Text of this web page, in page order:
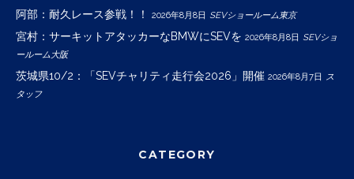
阿部：耐久レース参戦！！ 2026年8月8日 SEVショールーム東京
宮村：サーキットアタッカーなBMWにSEVを 2026年8月8日 SEVショ
ールーム大阪
茨城県10/2：「SEVチャリティ走行会2026」開催 2026年8月7日 ス
タッフ
CATEGORY